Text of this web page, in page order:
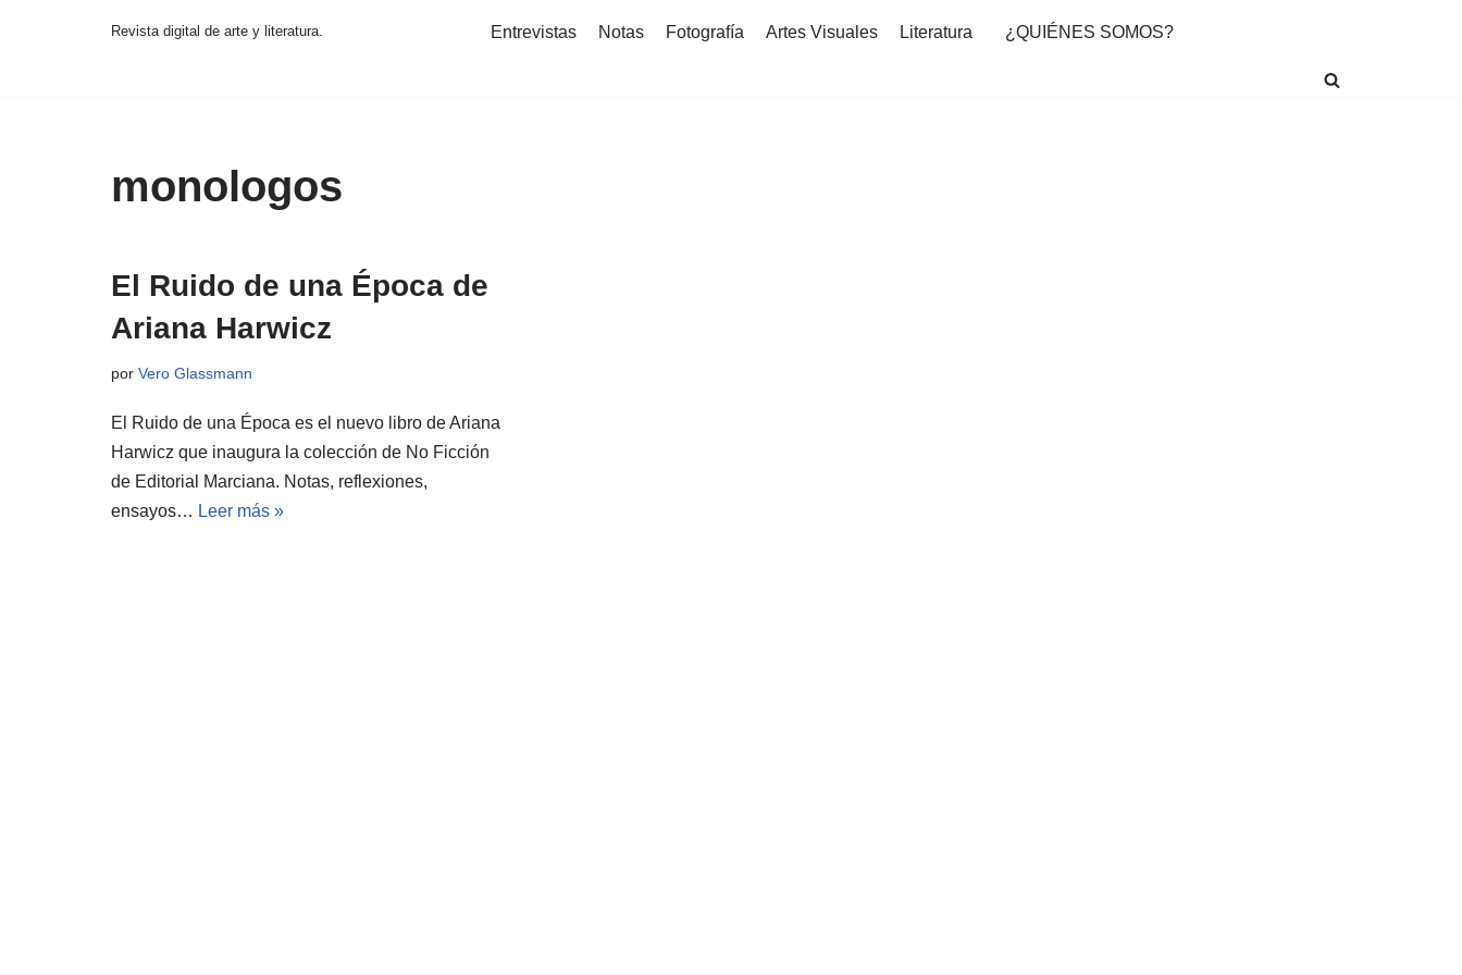
Revista digital de arte y literatura. Entrevistas Notas Fotografía Artes Visuales Literatura ¿QUIÉNES SOMOS?
monologos
El Ruido de una Época de
Ariana Harwicz
por Vero Glassmann
El Ruido de una Época es el nuevo libro de Ariana
Harwicz que inaugura la colección de No Ficción
de Editorial Marciana. Notas, reflexiones,
ensayos… Leer más »